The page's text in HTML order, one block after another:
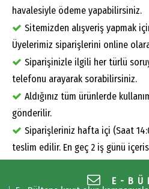
havalesiyle ödeme yapabilirsiniz.
Sitemizden alışveriş yapmak
Üyelerimiz siparişlerini online
Siparişinizle ilgili her türlü
telefonu arayarak sorabilirsiniz.
Aldığınız tüm ürünlerde
gönderilir.
Siparişleriniz hafta içi (Saat
teslim edilir. En geç 2 iş günü
E-